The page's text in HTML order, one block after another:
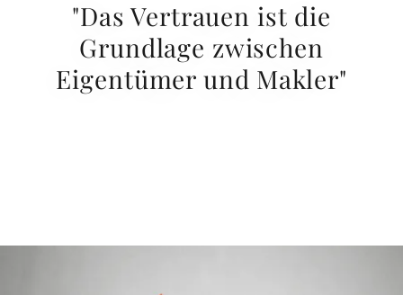
"Das Vertrauen ist die
Grundlage zwischen
Eigentümer und Makler"